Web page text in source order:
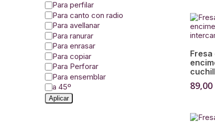
Función
de
la
fresa
Para perfilar
Para canto con radio
Para avellanar
Para ranurar
Para enrasar
Para copiar
Para Perforar
Para ensemblar
a 45º
Aplicar
89,00